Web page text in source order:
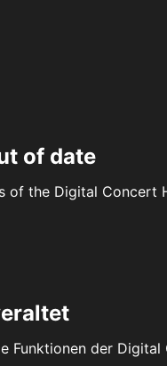
of date
of the Digital Concert
Funktionen der